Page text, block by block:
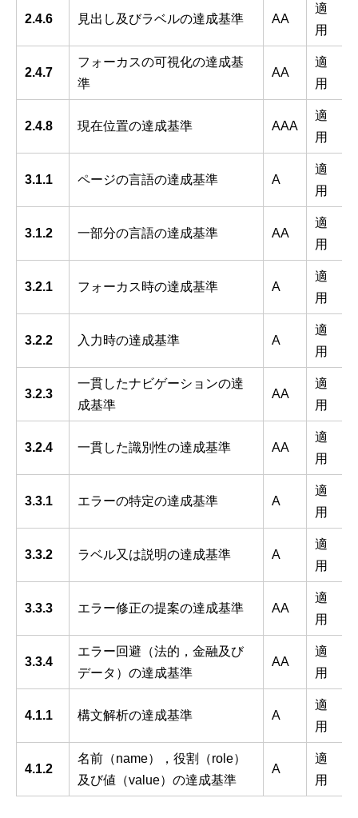
2.4.6 見出し及びラベルの達成基準 AA
適
用
2.4.7
フォーカスの可視化の達成基
準
AA
適
用
2.4.8 現在位置の達成基準 AAA
適
用
3.1.1 ページの言語の達成基準 A
適
用
3.1.2 一部分の言語の達成基準 AA
適
用
3.2.1 フォーカス時の達成基準 A
適
用
3.2.2 入力時の達成基準 A
適
用
3.2.3
一貫したナビゲーションの達
成基準
AA
適
用
3.2.4 一貫した識別性の達成基準 AA
適
用
3.3.1 エラーの特定の達成基準 A
適
用
3.3.2 ラベル又は説明の達成基準 A
適
用
3.3.3 エラー修正の提案の達成基準 AA
適
用
3.3.4
エラー回避（法的，金融及び
データ）の達成基準
AA
適
用
4.1.1 構文解析の達成基準 A
適
用
4.1.2
名前（name），役割（role）
及び値（value）の達成基準
A
適
用